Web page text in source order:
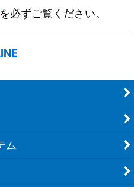
を必ずご覧ください。
ム